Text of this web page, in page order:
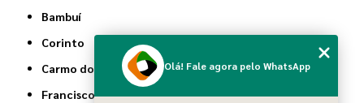
Bambuí
Corinto
Carmo do Cajuru
Francisco Sá
Olá! Fale agora pelo WhatsApp